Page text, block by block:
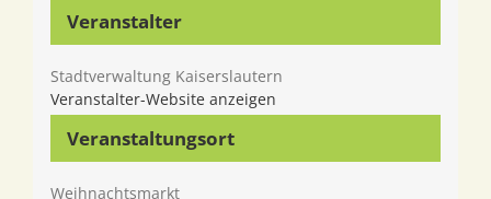
Veranstaltungsort
Weihnachtsmarkt
Veranstalter
Stadtverwaltung Kaiserslautern
Veranstalter-Website anzeigen